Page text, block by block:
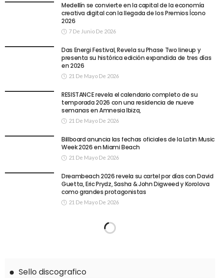
Medellín se convierte en la capital de la economía
creativa digital con la llegada de los Premios Ícono
2026
7 De Junio De 2026
Das Energi Festival, Revela su Phase Two lineup y
presenta su histórica edición expandida de tres días
en 2026
21 De Mayo De 2026
RESISTANCE revela el calendario completo de su
temporada 2026 con una residencia de nueve
semanas en Amnesia Ibiza,
21 De Mayo De 2026
Billboard anuncia las fechas oficiales de la Latin Music
Week 2026 en Miami Beach
21 De Mayo De 2026
Dreambeach 2026 revela su cartel por días con David
Guetta, Eric Prydz, Sasha & John Digweed y Korolova
como grandes protagonistas
21 De Mayo De 2026
Sello discografico